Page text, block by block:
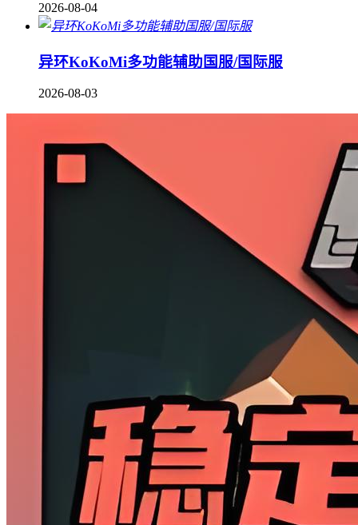
2026-08-04
异环KoKoMi多功能辅助国服/国际服
2026-08-03